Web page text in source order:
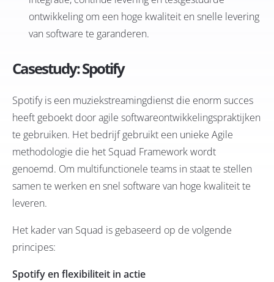
ontwikkeling om een hoge kwaliteit en snelle levering
van software te garanderen.
Casestudy:Spotify
Spotify is een muziekstreamingdienst die enorm succes
heeft geboekt door agile softwareontwikkelingspraktijken
te gebruiken. Het bedrijf gebruikt een unieke Agile
methodologie die het Squad Framework wordt
genoemd. Om multifunctionele teams in staat te stellen
samen te werken en snel software van hoge kwaliteit te
leveren.
Het kader van Squad is gebaseerd op de volgende
principes:
Spotify en flexibiliteit in actie